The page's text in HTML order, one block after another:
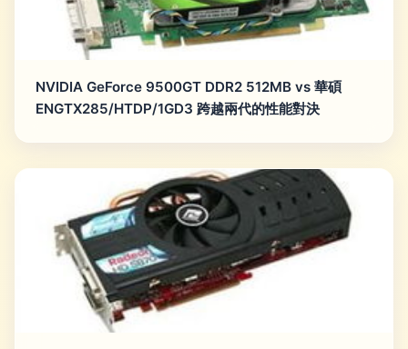
NVIDIA GeForce 9500GT DDR2 512MB vs 華碩
ENGTX285/HTDP/1GD3 跨越兩代的性能對決